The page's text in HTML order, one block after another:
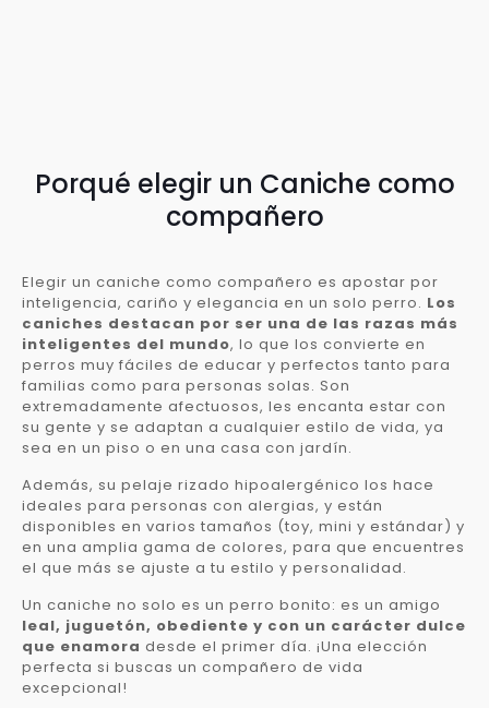
Porqué elegir un Caniche como
compañero
Elegir un caniche como compañero es apostar por
inteligencia, cariño y elegancia en un solo perro. Los
caniches destacan por ser una de las razas más
inteligentes del mundo, lo que los convierte en
perros muy fáciles de educar y perfectos tanto para
familias como para personas solas. Son
extremadamente afectuosos, les encanta estar con
su gente y se adaptan a cualquier estilo de vida, ya
sea en un piso o en una casa con jardín.
Además, su pelaje rizado hipoalergénico los hace
ideales para personas con alergias, y están
disponibles en varios tamaños (toy, mini y estándar) y
en una amplia gama de colores, para que encuentres
el que más se ajuste a tu estilo y personalidad.
Un caniche no solo es un perro bonito: es un amigo
leal, juguetón, obediente y con un carácter dulce
que enamora desde el primer día. ¡Una elección
perfecta si buscas un compañero de vida
excepcional!